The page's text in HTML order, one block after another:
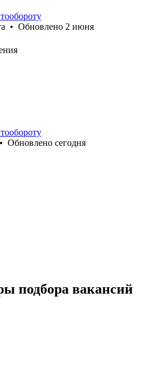
• Обновлено 2 июня
• Обновлено сегодня
подбора вакансий